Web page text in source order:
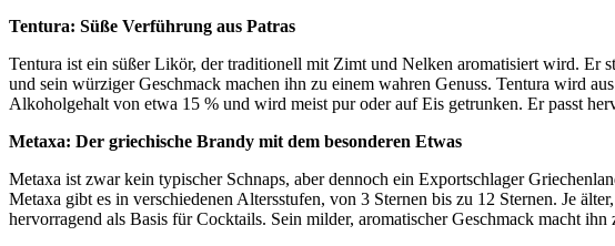
Tentura: Süße Verführung aus Patras
Tentura ist ein süßer Likör, der traditionell mit Zimt und Nelken aromatisiert wird. Er
und sein würziger Geschmack machen ihn zu einem wahren Genuss. Tentura wird
Alkoholgehalt von etwa 15 % und wird meist pur oder auf Eis getrunken. Er passt
Metaxa: Der griechische Brandy mit dem besonderen Etwas
Metaxa ist zwar kein typischer Schnaps, aber dennoch ein Exportschlager
Metaxa gibt es in verschiedenen Altersstufen, von 3 Sternen bis zu 12 Sternen. Je
hervorragend als Basis für Cocktails. Sein milder, aromatischer Geschmack macht